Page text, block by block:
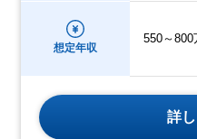
想定年収
550～800
詳